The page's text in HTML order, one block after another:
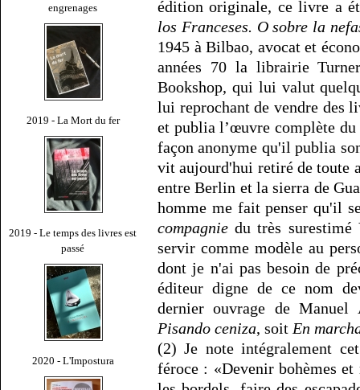
engrenages
2019 - La Mort du fer
2019 - Le temps des livres est
passé
2020 - L'Impostura
édition originale, ce livre a
los Franceses. O sobre la
1945 à Bilbao, avocat et
années 70 la librairie
Bookshop, qui lui valut
lui reprochant de vendre des
et publia l’œuvre complète du
façon anonyme qu'il publia
vit aujourd'hui retiré de toute
entre Berlin et la sierra de
homme me fait penser qu'il
compagnie du très
servir comme modèle au
dont je n'ai pas besoin de
éditeur digne de ce nom
dernier ouvrage de Manuel
Pisando ceniza, soit En
(2) Je note intégralement
féroce : «Devenir bohèmes